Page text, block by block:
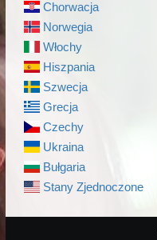
Chorwacja
Norwegia
Włochy
Hiszpania
Szwecja
Grecja
Czechy
Ukraina
Bułgaria
Stany Zjednoczone